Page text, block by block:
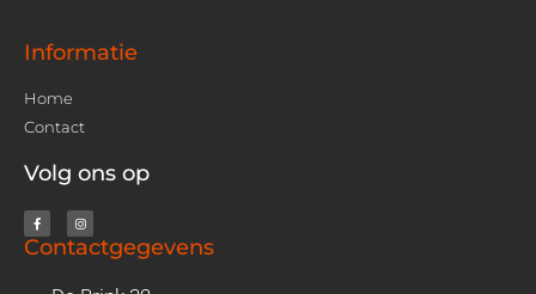
Informatie
Home
Contact
Volg ons op
Contactgegevens